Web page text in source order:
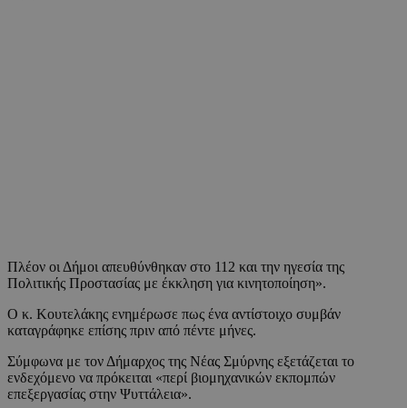
Πλέον οι Δήμοι απευθύνθηκαν στο 112 και την ηγεσία της
Πολιτικής Προστασίας με έκκληση για κινητοποίηση».
Ο κ. Κουτελάκης ενημέρωσε πως ένα αντίστοιχο συμβάν
καταγράφηκε επίσης πριν από πέντε μήνες.
Σύμφωνα με τον Δήμαρχος της Νέας Σμύρνης εξετάζεται το
ενδεχόμενο να πρόκειται «περί βιομηχανικών εκπομπών
επεξεργασίας στην Ψυττάλεια».